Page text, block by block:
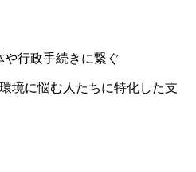
行政手続きに繋ぐ
境に悩む人たちに特化した支